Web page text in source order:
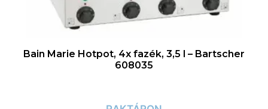
Bain Marie Hotpot, 4x fazék, 3,5 l – Bartscher
608035